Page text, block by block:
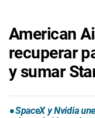
American
recuperar
y sumar
SpaceX y Nvidia